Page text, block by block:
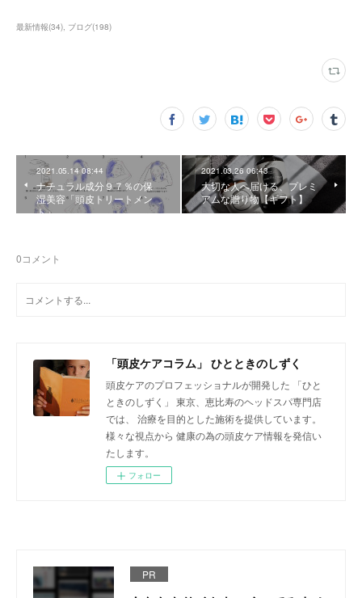
最新情報(34) ブログ(198)
2021.05.14 08:44
ナチュラル成分９７％の保
湿美容「頭皮トリートメン
ト」
2021.03.26 06:43
大切な人へ届ける、プレミ
アムな贈り物【ギフト】
0コメント
「頭皮ケアコラム」 ひとときのしずく
頭皮ケアのプロフェッショナルが開発した 「ひと
ときのしずく」 東京、恵比寿のヘッドスパ専門店
では、 治療を目的とした施術を提供しています。
様々な視点から 健康の為の頭皮ケア情報を発信い
たします。
フォロー
PR